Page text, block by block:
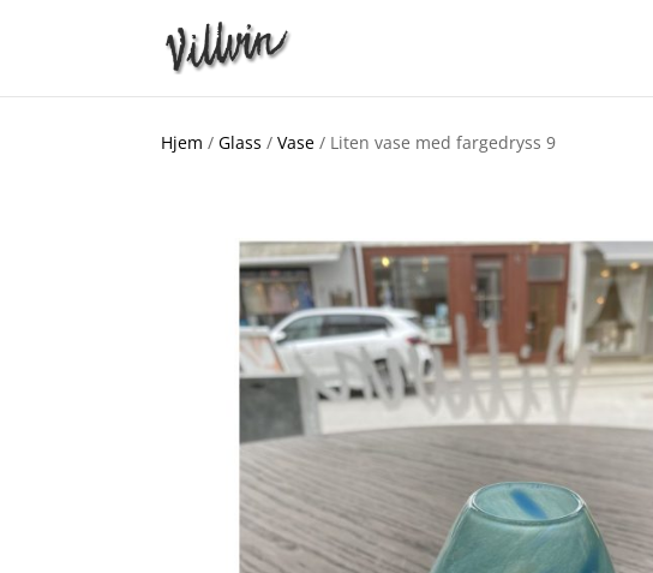
Hjem /Glass /Vase / Liten vase med fargedryss 9